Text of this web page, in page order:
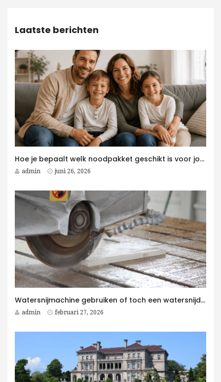
Laatste berichten
Hoe je bepaalt welk noodpakket geschikt is voor jouw gezin
admin juni 26, 2026
Watersnijmachine gebruiken of toch een watersnijder kopen voor jouw bedrijf?
admin februari 27, 2026